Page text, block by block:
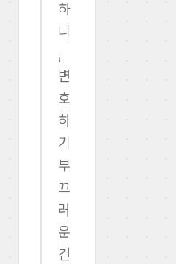
하
니
,
변
호
하
기
부
끄
러
운
건